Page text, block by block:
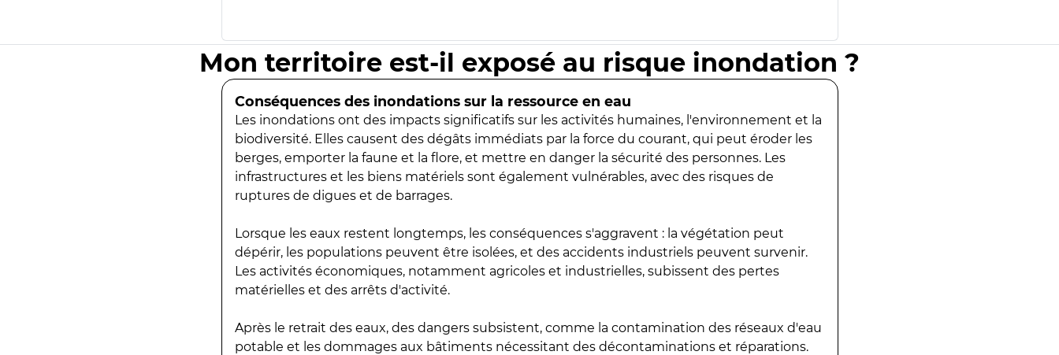
Mon territoire est-il exposé au risque inondation ?
Conséquences des inondations sur la ressource en eau
Les inondations ont des impacts significatifs sur les activités humaines, l'environnement et la
biodiversité. Elles causent des dégâts immédiats par la force du courant, qui peut éroder les
berges, emporter la faune et la flore, et mettre en danger la sécurité des personnes. Les
infrastructures et les biens matériels sont également vulnérables, avec des risques de
ruptures de digues et de barrages.
Lorsque les eaux restent longtemps, les conséquences s'aggravent : la végétation peut
dépérir, les populations peuvent être isolées, et des accidents industriels peuvent survenir.
Les activités économiques, notamment agricoles et industrielles, subissent des pertes
matérielles et des arrêts d'activité.
Après le retrait des eaux, des dangers subsistent, comme la contamination des réseaux d'eau
potable et les dommages aux bâtiments nécessitant des décontaminations et réparations.